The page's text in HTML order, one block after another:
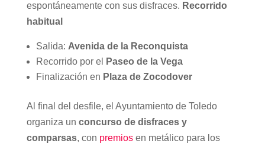
espontáneamente con sus disfraces. Recorrido
habitual
Salida: Avenida de la Reconquista
Recorrido por el
Paseo de la Vega
Finalización en Plaza de Zocodover
Al final del desfile, el Ayuntamiento de Toledo
organiza un concurso de disfraces y
comparsas, con premiosen metálico para los